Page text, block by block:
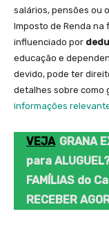
salários, pensões ou
Imposto de Renda na
influenciado por
educação e
devido, pode ter
detalhes sobre como
informações
VEJA GRANA
para
FAMÍLIAS do
RECEBER